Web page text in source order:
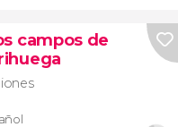
campos de